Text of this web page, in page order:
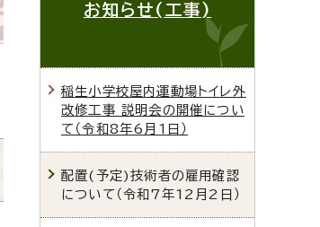
お知らせ(工事)
稲生小学校屋内運動場トイレ外
改修工事 説明会の開催につい
て（令和8年6月1日）
配置(予定)技術者の雇用確認
について（令和7年12月2日）